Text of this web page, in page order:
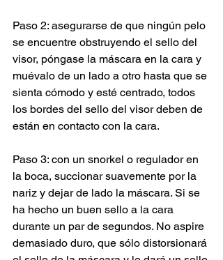
Paso 2: asegurarse de que ningún pelo
se encuentre obstruyendo el sello del
visor, póngase la máscara en la cara y
muévalo de un lado a otro hasta que se
sienta cómodo y esté centrado, todos
los bordes del sello del visor deben de
están en contacto con la cara.
Paso 3: con un snorkel o regulador en
la boca, succionar suavemente por la
nariz y dejar de lado la máscara. Si se
ha hecho un buen sello a la cara
durante un par de segundos. No aspire
demasiado duro, que sólo distorsionará